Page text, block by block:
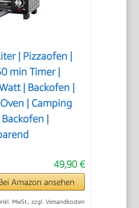
| Pizzaofen |
min Timer |
| Backofen |
| Camping
|
49,90 €
Amazon ansehen
MwSt., zzgl. Versandkosten